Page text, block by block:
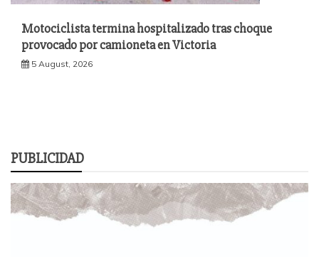
Motociclista termina hospitalizado tras choque
provocado por camioneta en Victoria
5 August, 2026
PUBLICIDAD